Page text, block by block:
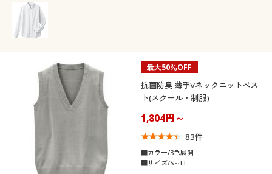
最大50％OFF
抗菌防臭 薄手Vネックニットベス
ト(スクール・制服)
1,804円～
83件
■カラー/3色展開
■サイズ/S～LL